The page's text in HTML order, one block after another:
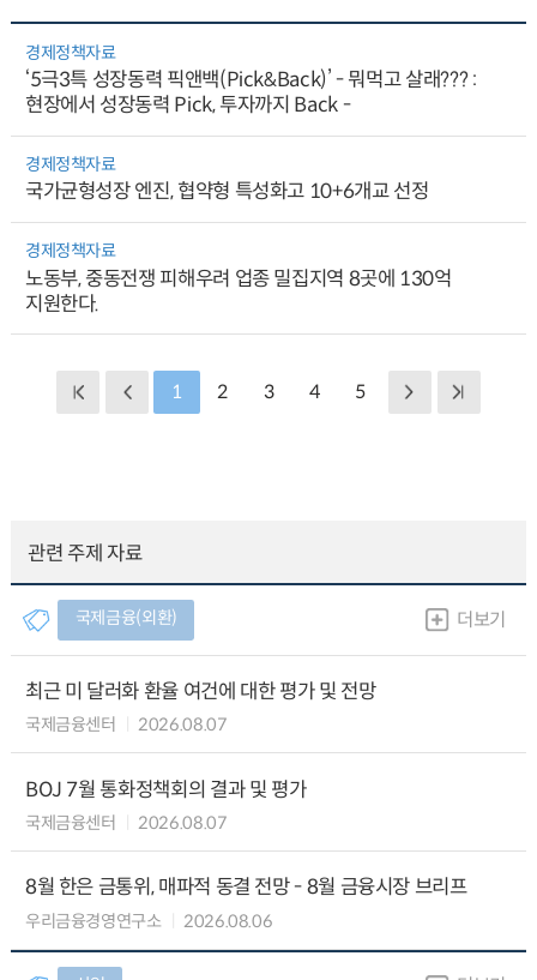
경제정책자료
‘5극3특 성장동력 픽앤백(Pick&Back)’ - 뭐먹고 살래??? :
현장에서 성장동력 Pick, 투자까지 Back -
경제정책자료
국가균형성장 엔진, 협약형 특성화고 10+6개교 선정
경제정책자료
노동부, 중동전쟁 피해우려 업종 밀집지역 8곳에 130억
지원한다.
1 2 3 4 5
관련 주제 자료
국제금융(외환) 더보기
최근 미 달러화 환율 여건에 대한 평가 및 전망
국제금융센터 2026.08.07
BOJ 7월 통화정책회의 결과 및 평가
국제금융센터 2026.08.07
8월 한은 금통위, 매파적 동결 전망 - 8월 금융시장 브리프
우리금융경영연구소 2026.08.06